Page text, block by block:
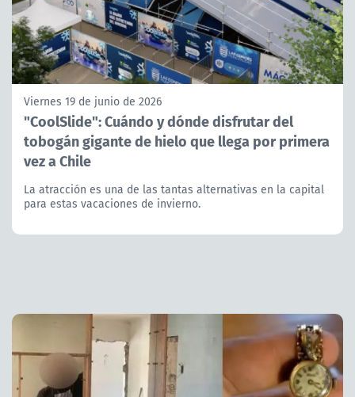
Viernes 19 de junio de 2026
"CoolSlide": Cuándo y dónde disfrutar del
tobogán gigante de hielo que llega por primera
vez a Chile
La atracción es una de las tantas alternativas en la capital
para estas vacaciones de invierno.